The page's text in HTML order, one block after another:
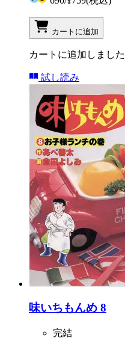
カートに追加
カートに追加しました
試し読み
味いちもんめ 8
完結